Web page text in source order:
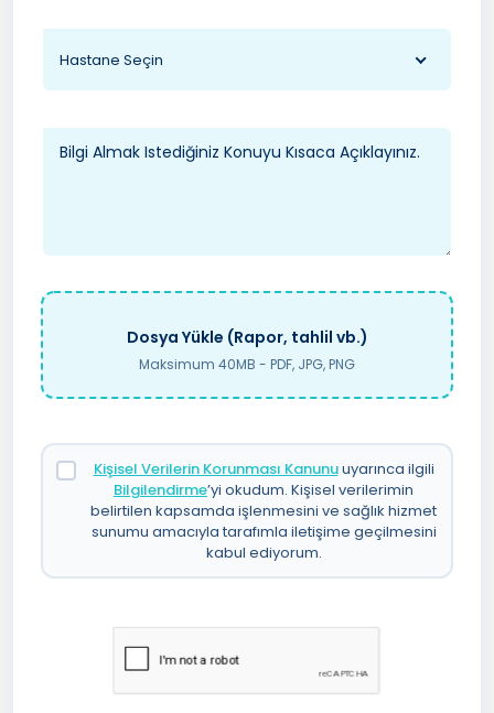
Hastane Seçin
Dosya Yükle (Rapor, tahlil vb.)
Maksimum 40MB - PDF, JPG, PNG
Kişisel Verilerin Korunması Kanunuuyarınca ilgili
Bilgilendirme’yi okudum. Kişisel verilerimin
belirtilen kapsamda işlenmesini ve sağlık hizmet
sunumu amacıyla tarafımla iletişime geçilmesini
kabul ediyorum.